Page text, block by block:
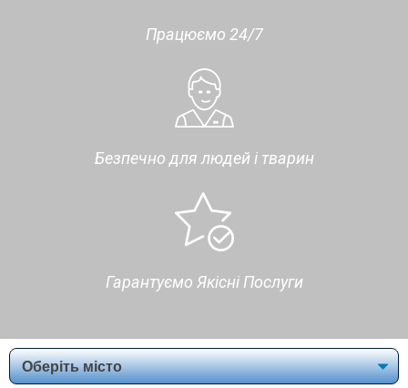
Працюємо 24/7
Безпечно для людей і тварин
Гарантуємо Якісні Послуги